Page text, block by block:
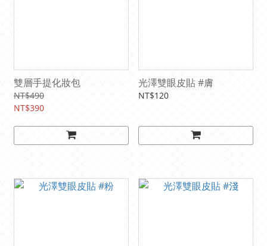
雙層手提化妝包
NT$490
NT$390
光澤雙眼皮貼 #膚
NT$120